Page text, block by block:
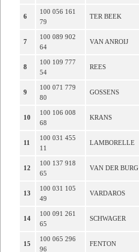
6
100 056 161
79
TER BEEK
7
100 089 902
64
VAN ANROIJ
8
100 109 777
54
REES
9
100 071 779
80
GOSSENS
10
100 106 008
68
KRANS
11
100 031 455
11
LAMBORELLE
12
100 137 918
65
VAN DER BURG
13
100 031 105
49
VARDAROS
14
100 091 261
65
SCHWAGER
15
100 065 296
96
FENTON